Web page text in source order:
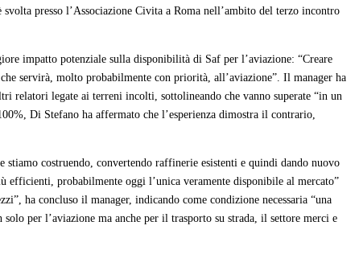
presso l’Associazione Civita a Roma nell’ambito del terzo incontro
impatto potenziale sulla disponibilità di Saf per l’aviazione: “Creare
servirà, molto probabilmente con priorità, all’aviazione”. Il manager ha
relatori legate ai terreni incolti, sottolineando che vanno superate “in un
Di Stefano ha affermato che l’esperienza dimostra il contrario,
costruendo, convertendo raffinerie esistenti e quindi dando nuovo
probabilmente oggi l’unica veramente disponibile al mercato”
ha concluso il manager, indicando come condizione necessaria “una
per l’aviazione ma anche per il trasporto su strada, il settore merci e